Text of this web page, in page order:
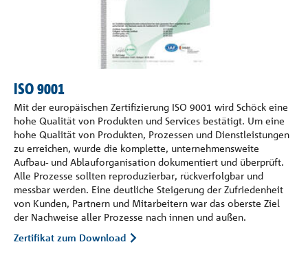
ISO 9001
Mit der europäischen Zertifizierung ISO 9001 wird Schöck eine
hohe Qualität von Produkten und Services bestätigt. Um eine
hohe Qualität von Produkten, Prozessen und Dienstleistungen
zu erreichen, wurde die komplette, unternehmensweite
Aufbau- und Ablauforganisation dokumentiert und überprüft.
Alle Prozesse sollten reproduzierbar, rückverfolgbar und
messbar werden. Eine deutliche Steigerung der Zufriedenheit
von Kunden, Partnern und Mitarbeitern war das oberste Ziel
der Nachweise aller Prozesse nach innen und außen.
Zertifikat zum Download